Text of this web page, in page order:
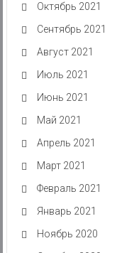
Октябрь 2021
Сентябрь 2021
Август 2021
Июль 2021
Июнь 2021
Май 2021
Апрель 2021
Март 2021
Февраль 2021
Январь 2021
Ноябрь 2020